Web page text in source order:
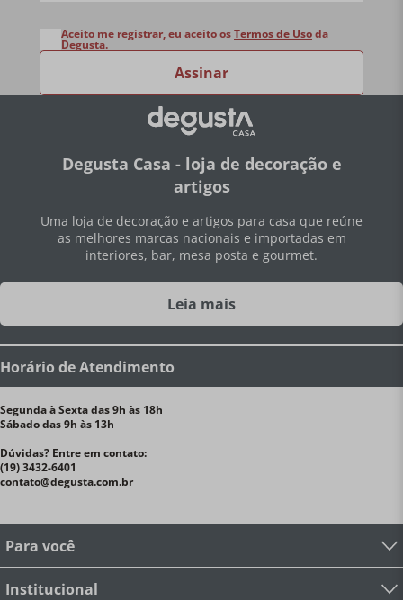
Assinar
Aceito me registrar, eu aceito osTermos de Usoda
Degusta.
Degusta Casa - loja de decoração e
artigos
Uma loja de decoração e artigos para casa que reúne
as melhores marcas nacionais e importadas em
interiores, bar, mesa posta e gourmet.
Leia mais
Horário de Atendimento
Segunda à Sexta das 9h às 18h
Sábado das 9h às 13h
Dúvidas? Entre em contato:
(19) 3432-6401
contato@degusta.com.br
Para você
Institucional